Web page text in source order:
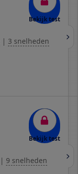
Bekijk test
| 3 snelheden
Bekijk test
| 9 snelheden